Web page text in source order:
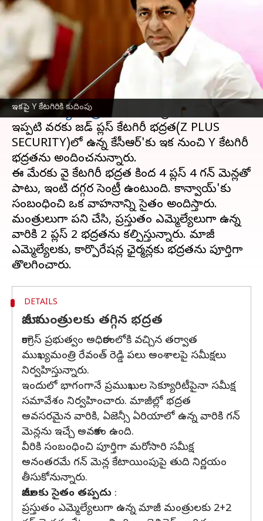
ఇకపై Y కేటగిరికి కుదింపు
కేటగిరికి కుదింపు
TEJAVYAS BESTHA Dec 15, 2023 01:38 pm
ఈ వార్తాకథనం ఏంటి
తెలంగాణప్రభుత్వం మరో కీలక నిర్ణయం తీసుకుంది.
మాజీముఖ్యమంత్రికేసీఆర్'కు భద్రతను కుదించింది.
ఇప్పటి వరకు జడ్ ప్లస్ కేటగిరీ భద్రత(Z PLUS
SECURITY)లో ఉన్న కేసీఆర్'కు ఇక నుంచి Y కేటగిరీ
భద్రతను అందించనున్నారు.
ఈ మేరకు వై కేటగిరీ భద్రత కింద 4 ప్లస్ 4 గన్ మెన్లతో
పాటు, ఇంటి దగ్గర సెంట్రీ ఉంటుంది. కాన్వాయ్'కు
సంబంధించి ఒక వాహనాన్ని సైతం అందిస్తారు.
మంత్రులుగా పని చేసి, ప్రస్తుతం ఎమ్మెల్యేలుగా ఉన్న
వారికి 2 ప్లస్ 2 భద్రతను కల్పిస్తున్నారు. మాజీ
ఎమ్మెల్యేలకు, కార్పొరేషన్ల ఛైర్మన్లకు భద్రతను పూర్తిగా
DETAILS
మాజీ మంత్రులకు తగ్గిన భద్రత
కాంగ్రెస్ ప్రభుత్వం అధికారంలోకి వచ్చిన తర్వాత
ముఖ్యమంత్రి రేవంత్ రెడ్డి పలు అంశాలపై సమీక్షలు
నిర్వహిస్తున్నారు.
ఇందులో భాగంగానే ప్రముఖుల సెక్యూరిటీపైనా సమీక్ష
సమావేశం నిర్వహించారు. మాజీల్లో భద్రత
అవసరమైన వారికి, ఏజెన్సీ ఏరియాలో ఉన్న వారికి గన్
మెన్లను ఇచ్చే అవకాశం ఉంది.
వీరికి సంబంధించి పూర్తిగా మరోసారి సమీక్ష
అనంతరమే గన్ మెన్ల కేటాయింపుపై తుది నిర్ణయం
తీసుకోనున్నారు.
మాజీలకు సైతం తప్పదు :
ప్రస్తుతం ఎమ్మెల్యేలుగా ఉన్న మాజీ మంత్రులకు 2+2